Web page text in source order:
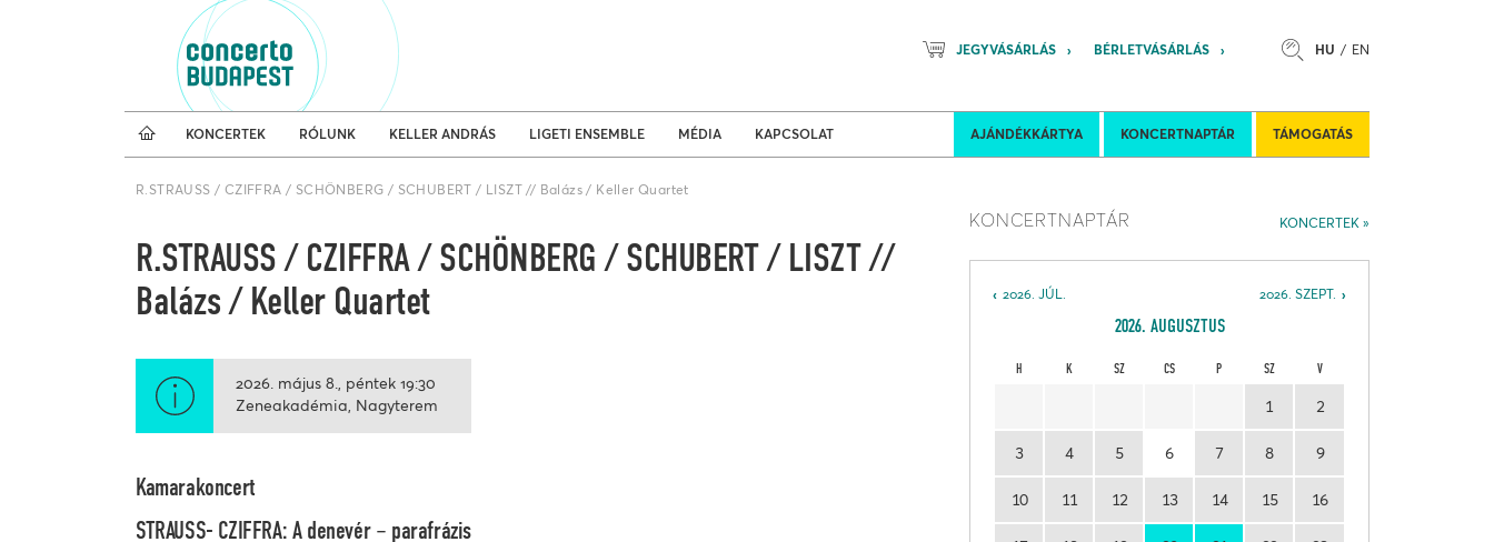
HU EN
JEGYVÁSÁRLÁS BÉRLETVÁSÁRLÁS
AJÁNDÉKKÁRTYA KONCERTNAPTÁR TÁMOGATÁS
KONCERTEK RÓLUNK KELLER ANDRÁS LIGETI ENSEMBLE MÉDIA KAPCSOLAT
Koncertnaptár
R.STRAUSS / CZIFFRA / SCHÖNBERG / SCHUBERT / LISZT // Balázs / Keller Quartet
R.STRAUSS / CZIFFRA / SCHÖNBERG / SCHUBERT / LISZT //
Balázs / Keller Quartet
2026. május 8. péntek 19:30
Zeneakadémia, Nagyterem
Kamarakoncert
STRAUSS- CZIFFRA: A denevér – parafrázis
KONCERTEK
KONCERTNAPTÁR
2026. SZEPT.
2026. JÚL.
2026. AUGUSZTUS
H K SZ CS P SZ V
1 2
3 4 5 6 7 8 9
10 11 12 13 14 15 16